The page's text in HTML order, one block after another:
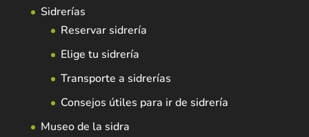
Sidrerías
Reservar sidrería
Elige tu sidrería
Transporte a sidrerías
Consejos útiles para ir de sidrería
Museo de la sidra